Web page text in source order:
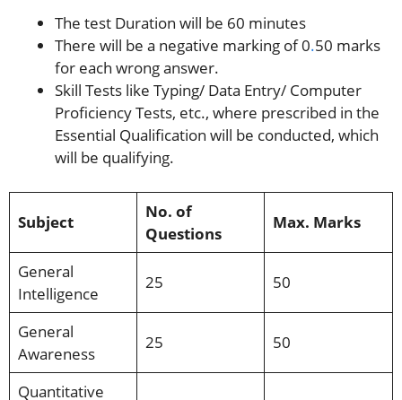
The test Duration will be 60 minutes
There will be a negative marking of 0.50 marks
for each wrong answer.
Skill Tests like Typing/ Data Entry/ Computer
Proficiency Tests, etc., where prescribed in the
Essential Qualification will be conducted, which
will be qualifying.
Subject
No. of
Questions
Max. Marks
General
Intelligence
25 50
General
Awareness
25 50
Quantitative